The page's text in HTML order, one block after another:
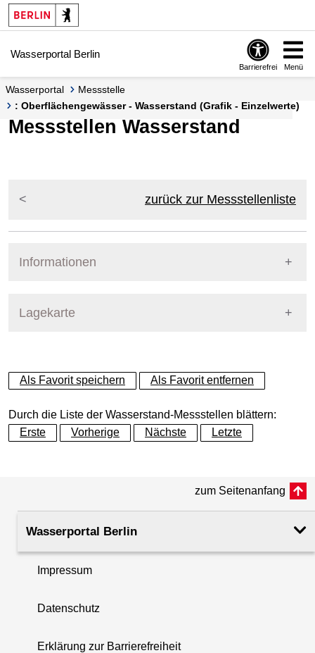
Springe zur Navigation
Springe zum Inhalt
Wasserportal Berlin
Barrierefrei Menü
Wasserportal
Messstelle
: Oberflächengewässer - Wasserstand (Grafik - Einzelwerte)
Messstellen Wasserstand
zurück zur Messstellenliste
Informationen
Lagekarte
+
−
Als Favorit speichern Als Favorit entfernen
Durch die Liste der Wasserstand-Messstellen blättern:
Erste
Vorherige Nächste Letzte
zum Seitenanfang
Wasserportal Berlin
Impressum
Datenschutz
Erklärung zur Barrierefreiheit